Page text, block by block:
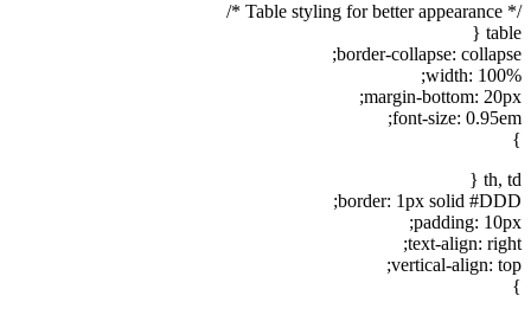
/* Table styling for better appearance */
table {
border-collapse: collapse;
width: 100%;
margin-bottom: 20px;
font-size: 0.95em;
}
th, td {
border: 1px solid #DDD;
padding: 10px;
text-align: right;
vertical-align: top;
}